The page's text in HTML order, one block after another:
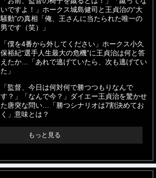
いですよ！」ホークス城島健司と王貞治の“大
騒動”の真相「俺、王さんに当たられた唯一の
男です（笑）」
「僕を4番から外してください」ホークス小久
保裕紀“選手人生最大の危機”に王貞治は何と答
えたか…「あれで逃げていたら、次も逃げてい
た」
「監督、今日は何対何で勝つつもりなんで
す？」「なんで今？」ダイエー王貞治を驚かせ
た唐突な問い…「勝つシナリオは7割決めてお
く」意味とは？
もっと見る